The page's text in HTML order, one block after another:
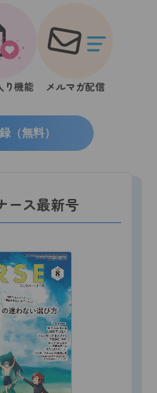
り機能 メルマガ配信
（無料）
ース最新号